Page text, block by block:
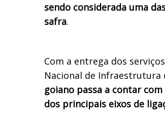
sendo considerada uma
safra.
Com a entrega dos
Nacional de Infraestrutura
goiano passa a contar
dos principais eixos de